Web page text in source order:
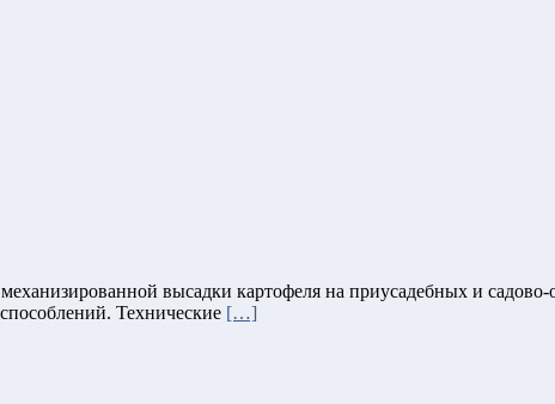
высадки картофеля на приусадебных и садово-
Технические […]